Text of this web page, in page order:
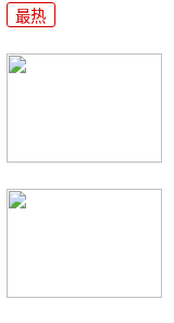
最热